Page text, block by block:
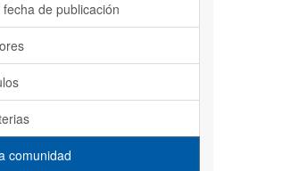
fecha de publicación
comunidad